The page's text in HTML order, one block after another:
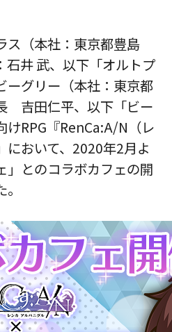
ス（本社：東京都豊島
石井 武、以下「オルトプ
ーグリー（本社：東京都
吉田仁平、以下「ビー
けRPG『RenCa:A/N（レ
において、2020年2月よ
」とのコラボカフェの開